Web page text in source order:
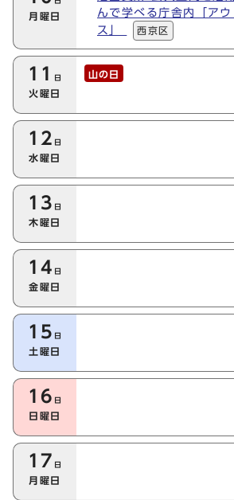
月曜日
んで学べる庁舎内「ア
ス」
西京区
11 日
火曜日
山の日
12 日
水曜日
13 日
木曜日
14 日
金曜日
15 日
土曜日
16 日
日曜日
17 日
月曜日